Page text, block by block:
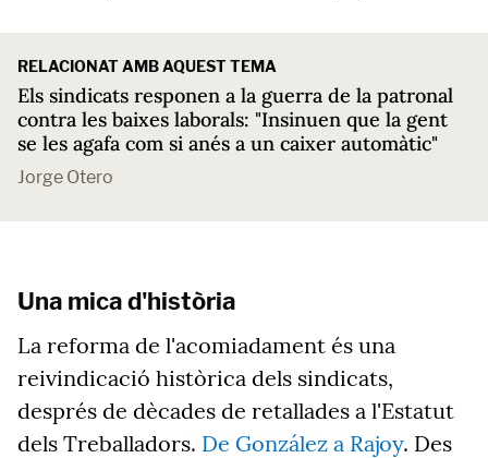
RELACIONAT AMB AQUEST TEMA
Els sindicats responen a la guerra de la patronal
contra les baixes laborals: "Insinuen que la gent
se les agafa com si anés a un caixer automàtic"
Jorge Otero
Una mica d'història
La reforma de l'acomiadament és una
reivindicació històrica dels sindicats,
després de dècades de retallades a l'Estatut
dels Treballadors. De González a Rajoy. Des